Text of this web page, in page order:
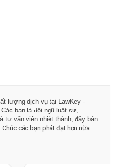
lượng dịch vụ tại LawKey -
bạn là đội ngũ luật sư,
tư vấn viên nhiệt thành, đầy bản
Chúc các bạn phát đạt hơn nữa